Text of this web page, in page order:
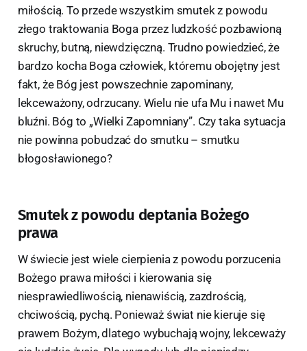
miłością. To przede wszystkim smutek z powodu
złego traktowania Boga przez ludzkość pozbawioną
skruchy, butną, niewdzięczną. Trudno powiedzieć, że
bardzo kocha Boga człowiek, któremu obojętny jest
fakt, że Bóg jest powszechnie zapominany,
lekceważony, odrzucany. Wielu nie ufa Mu i nawet Mu
bluźni. Bóg to „Wielki Zapomniany”. Czy taka sytuacja
nie powinna pobudzać do smutku – smutku
błogosławionego?
Smutek z powodu deptania Bożego
prawa
W świecie jest wiele cierpienia z powodu porzucenia
Bożego prawa miłości i kierowania się
niesprawiedliwością, nienawiścią, zazdrością,
chciwością, pychą. Ponieważ świat nie kieruje się
prawem Bożym, dlatego wybuchają wojny, lekceważy